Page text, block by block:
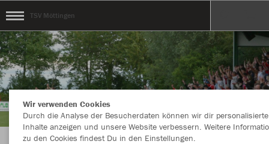
TSV Möttingen
Wir verwenden Cookies
Durch die Analyse der Besucherdaten können wir dir personalisierte
Inhalte anzeigen und unsere Website verbessern. Weitere
zu den Cookies findest Du in den Einstellungen.